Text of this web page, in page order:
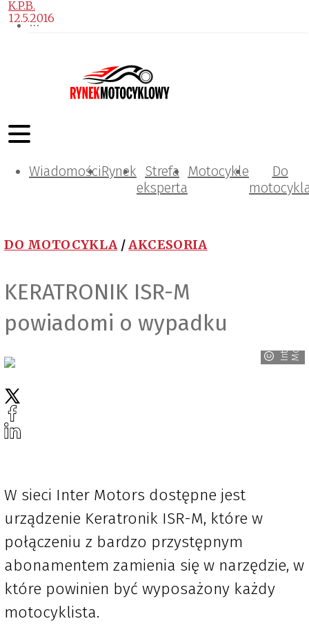
WiadomościRynek Strefa
eksperta
Motocykle
Do
DO MOTOCYKLA /AKCESORIA
KERATRONIK ISR-M
powiadomi o wypadku
I
n
t
e
r
M
o
t
o
rs
K.P.B.
12.5.2016
W sieci Inter Motors dostępne jest
urządzenie Keratronik ISR-M, które w
połączeniu z bardzo przystępnym
abonamentem zamienia się w narzędzie, w
które powinien być wyposażony każdy
motocyklista.